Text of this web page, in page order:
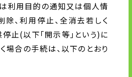
利用目的の通知又は個人情
除、利用停止、全消去若しく
止(以下｢開示等｣という)に
場合の手続は、以下のとおり